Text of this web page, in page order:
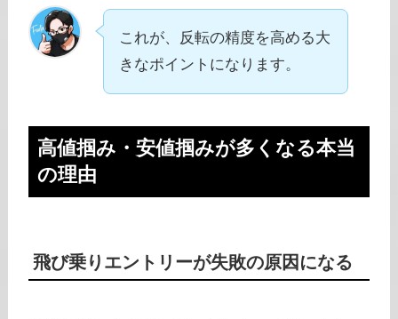
これが、反転の精度を高める大
きなポイントになります。
高値掴み・安値掴みが多くなる本当
の理由
飛び乗りエントリーが失敗の原因になる